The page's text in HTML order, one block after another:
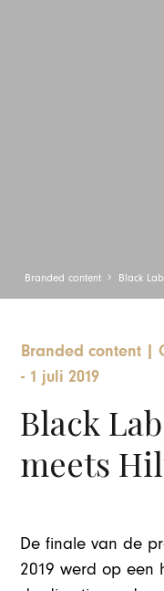
Branded content Black
Branded content
- 1 juli 2019
Black
meets
De finale van de
2019 werd op een